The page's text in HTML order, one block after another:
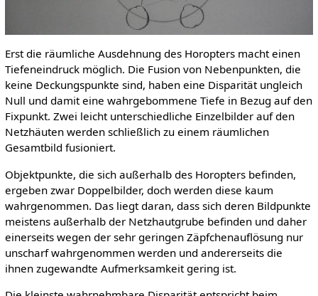
Erst die räumliche Ausdehnung des Horopters macht einen
Tiefeneindruck möglich. Die Fusion von Nebenpunkten, die
keine Deckungspunkte sind, haben eine Disparität ungleich
Null und damit eine wahrgebommene Tiefe in Bezug auf den
Fixpunkt. Zwei leicht unterschiedliche Einzelbilder auf den
Netzhäuten werden schließlich zu einem räumlichen
Gesamtbild fusioniert.
Objektpunkte, die sich außerhalb des Horopters befinden,
ergeben zwar Doppelbilder, doch werden diese kaum
wahrgenommen. Das liegt daran, dass sich deren Bildpunkte
meistens außerhalb der Netzhautgrube befinden und daher
einerseits wegen der sehr geringen Zäpfchenauflösung nur
unscharf wahrgenommen werden und andererseits die
ihnen zugewandte Aufmerksamkeit gering ist.